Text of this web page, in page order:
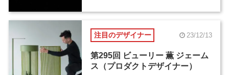
注目のデザイナー 23/12/13
第295回 ビューリー 薫 ジェーム
ス（プロダクトデザイナー）